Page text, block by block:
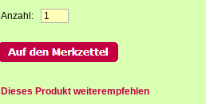
Anzahl:
Dieses Produkt weiterempfehlen